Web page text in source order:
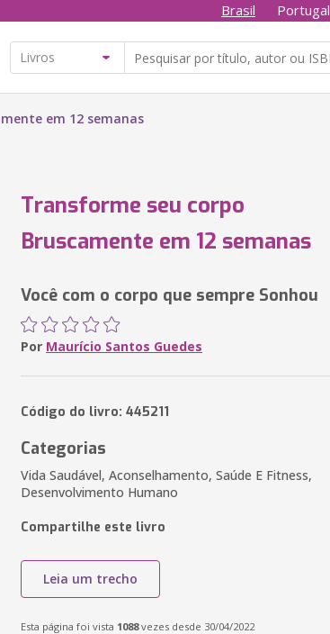
Brasil Portugal
em 12 semanas
Transforme seu corpo
Bruscamente em 12 semanas
Você com o corpo que sempre Sonhou
Por Maurício Santos Guedes
Código do livro: 445211
Categorias
Vida Saudável, Aconselhamento, Saúde E Fitness,
Desenvolvimento Humano
Compartilhe este livro
Leia um trecho
Esta página foi vista 1088vezes desde 30/04/2022